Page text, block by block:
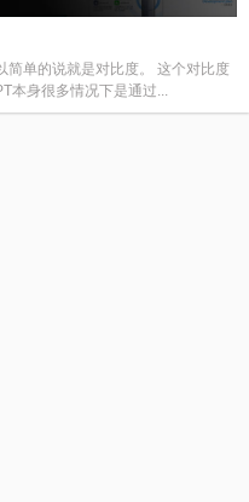
简单的说就是对比度。 这个对比度
本身很多情况下是通过...